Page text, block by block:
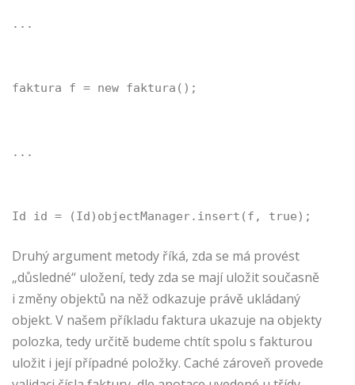
...
faktura f = new faktura();
...
Id id = (Id)objectManager.insert(f, true);
Druhý argument metody říká, zda se má provést
„důsledné“ uložení, tedy zda se mají uložit současně
i změny objektů na něž odkazuje právě ukládaný
objekt. V našem příkladu faktura ukazuje na objekty
polozka, tedy určitě budeme chtít spolu s fakturou
uložit i její případné položky. Caché zároveň provede